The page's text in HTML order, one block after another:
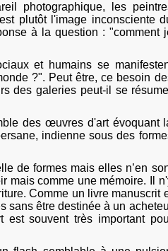
photographique, les
plutôt l'image inconsciente
à la question : "comment
et humains se
?". Peut être, ce besoin
des galeries peut-il se
des œuvres d'art évoquant
indienne sous des
de formes mais elles n’en
mais comme une mémoire. Il
Comme un livre manuscrit
sans être destinée à un
est souvent très important